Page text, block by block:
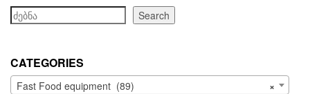
Search
Search
CATEGORIES
×
Fast Food equipment (89)